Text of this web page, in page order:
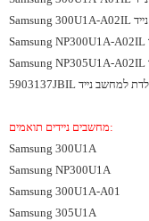
מחשבים ניידים תואמים:
Samsung 300U1A
Samsung NP300U1A
Samsung 300U1A-A01
Samsung 305U1A